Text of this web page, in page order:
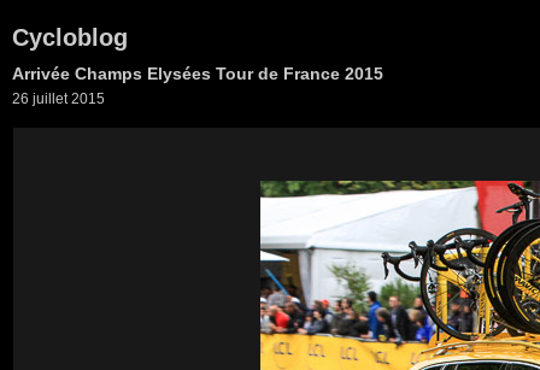
Cycloblog
Arrivée Champs Elysées Tour de France 2015
26 juillet 2015